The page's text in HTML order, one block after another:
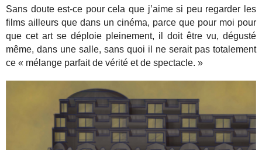
Sans doute est-ce pour cela que j’aime si peu regarder les
films ailleurs que dans un cinéma, parce que pour moi pour
que cet art se déploie pleinement, il doit être vu, dégusté
même, dans une salle, sans quoi il ne serait pas totalement
ce « mélange parfait de vérité et de spectacle. »